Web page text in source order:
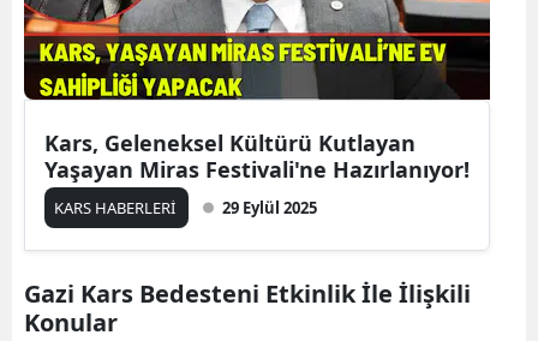
Çankırı
Çorum
Diyarbakır
Erzincan
Kars, Geleneksel Kültürü Kutlayan
Yaşayan Miras Festivali'ne Hazırlanıyor!
KARS HABERLERİ 29 Eylül 2025
Gazi Kars Bedesteni Etkinlik İle İlişkili
Konular